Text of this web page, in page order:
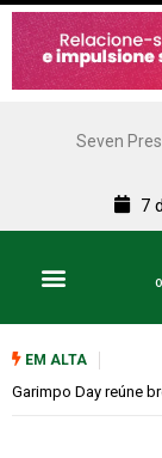
Seven
7
EM ALTA
Bugonia